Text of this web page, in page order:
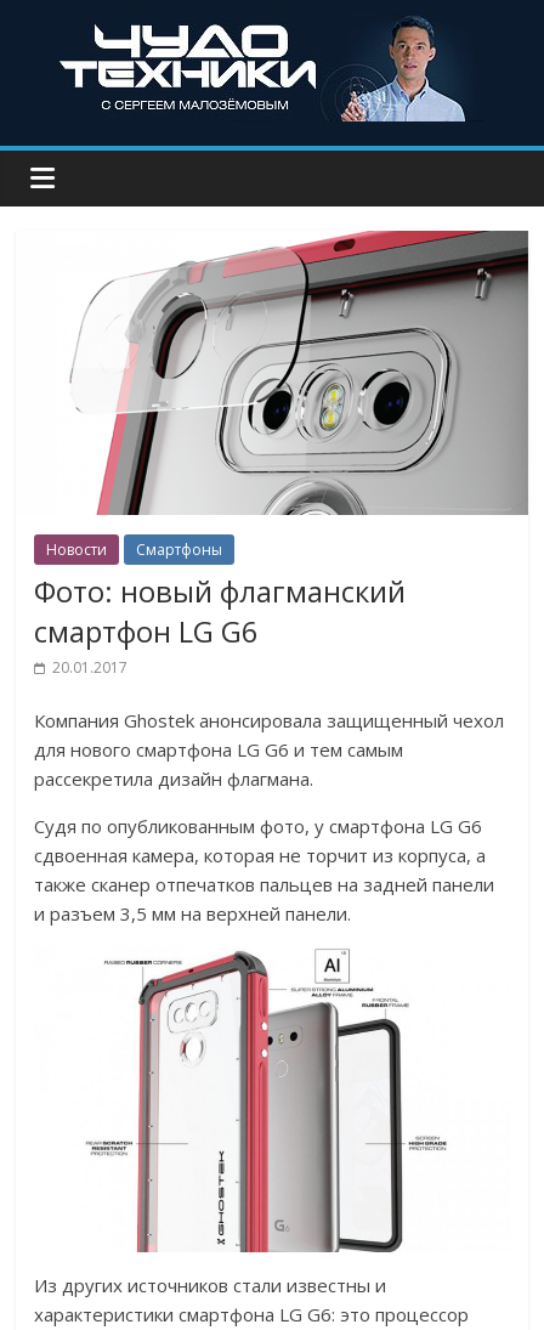
Новости Смартфоны
Фото: новый флагманский
смартфон LG G6
20.01.2017
Компания Ghostek анонсировала защищенный чехол
для нового смартфона LG G6 и тем самым
рассекретила дизайн флагмана.
Судя по опубликованным фото, у смартфона LG G6
сдвоенная камера, которая не торчит из корпуса, а
также сканер отпечатков пальцев на задней панели
и разъем 3,5 мм на верхней панели.
Из других источников стали известны и
характеристики смартфона LG G6: это процессор